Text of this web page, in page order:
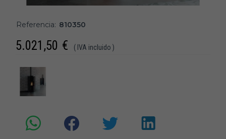
Referencia: 810350
5.021,50 € ( IVA incluido )